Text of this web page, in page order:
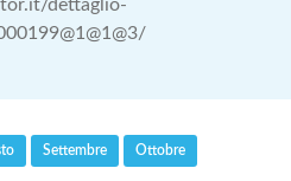
dettaglio-
Settembre Ottobre